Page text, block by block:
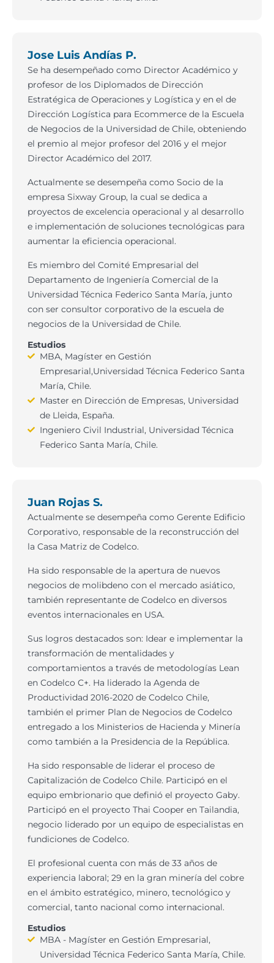
Jose Luis Andías P.
Se ha desempeñado como Director Académico y
profesor de los Diplomados de Dirección
Estratégica de Operaciones y Logística y en el de
Dirección Logística para Ecommerce de la Escuela
de Negocios de la Universidad de Chile, obteniendo
el premio al mejor profesor del 2016 y el mejor
Director Académico del 2017.
Actualmente se desempeña como Socio de la
empresa Sixway Group, la cual se dedica a
proyectos de excelencia operacional y al desarrollo
e implementación de soluciones tecnológicas para
aumentar la eficiencia operacional.
Es miembro del Comité Empresarial del
Departamento de Ingeniería Comercial de la
Universidad Técnica Federico Santa María, junto
con ser consultor corporativo de la escuela de
negocios de la Universidad de Chile.
Estudios
MBA, Magíster en Gestión
Empresarial,Universidad Técnica Federico Santa
María, Chile.
Master en Dirección de Empresas, Universidad
de Lleida, España.
Ingeniero Civil Industrial, Universidad Técnica
Federico Santa María, Chile.
Juan Rojas S.
Actualmente se desempeña como Gerente Edificio
Corporativo, responsable de la reconstrucción del
la Casa Matriz de Codelco.
Ha sido responsable de la apertura de nuevos
negocios de molibdeno con el mercado asiático,
también representante de Codelco en diversos
eventos internacionales en USA.
Sus logros destacados son: Idear e implementar la
transformación de mentalidades y
comportamientos a través de metodologías Lean
en Codelco C+. Ha liderado la Agenda de
Productividad 2016-2020 de Codelco Chile,
también el primer Plan de Negocios de Codelco
entregado a los Ministerios de Hacienda y Minería
como también a la Presidencia de la República.
Ha sido responsable de liderar el proceso de
Capitalización de Codelco Chile. Participó en el
equipo embrionario que definió el proyecto Gaby.
Participó en el proyecto Thai Cooper en Tailandia,
negocio liderado por un equipo de especialistas en
fundiciones de Codelco.
El profesional cuenta con más de 33 años de
experiencia laboral; 29 en la gran minería del cobre
en el ámbito estratégico, minero, tecnológico y
comercial, tanto nacional como internacional.
Estudios
MBA - Magíster en Gestión Empresarial,
Universidad Técnica Federico Santa María, Chile.